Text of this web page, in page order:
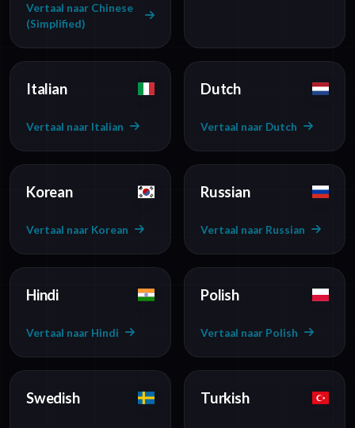
Vertaal naar Chinese
(Simplified)
Italian
Vertaal naar Italian
Dutch
Vertaal naar Dutch
Korean
Vertaal naar Korean
Russian
Vertaal naar Russian
Hindi
Vertaal naar Hindi
Polish
Vertaal naar Polish
Swedish Turkish